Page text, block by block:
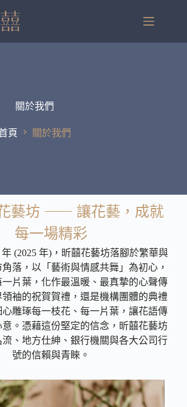
關於我們
頁 關於我們
藝坊 ⸺ 讓花藝，成就
每一場精彩
(2025 年)，昕囍花藝坊落腳於繁華與
落，以「藝術與情感共舞」為初心，
片葉，化作最溫暖、最真摯的心聲傳
袖的祝賀賀禮，還是機構團體的典禮
雕琢每一枝花、每一片葉，讓花語傳
。憑藉這份堅定的信念，昕囍花藝坊
、地方仕紳、銀行機關與各大公司行
號的信賴與青睞。